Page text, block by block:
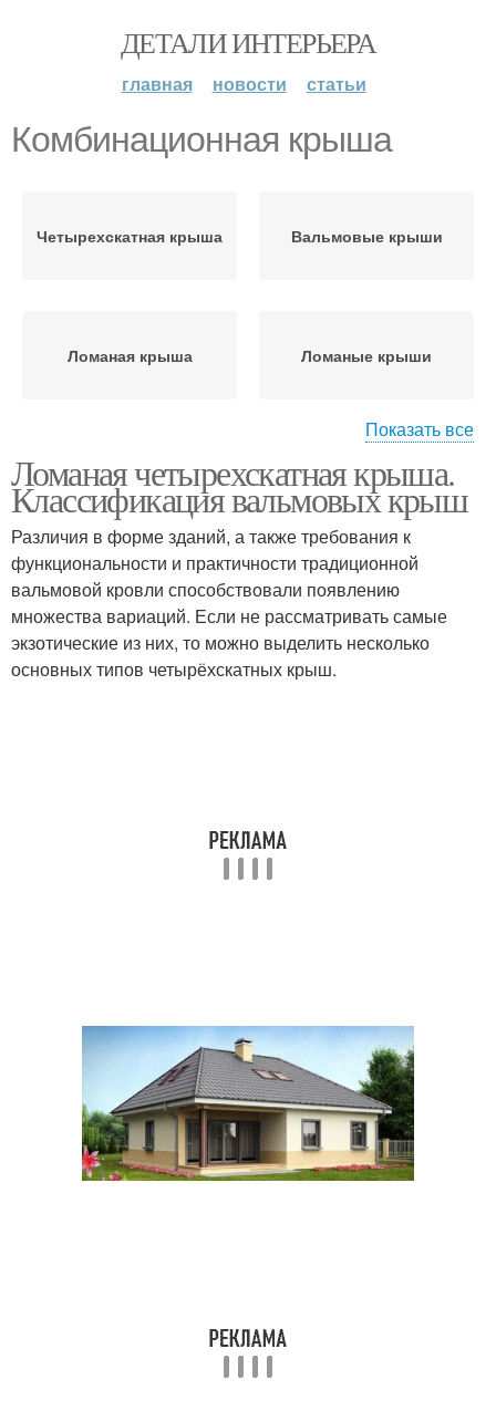
ДЕТАЛИ ИНТЕРЬЕРА
главная новости статьи
Комбинационная крыша
Четырехскатная крыша Вальмовые крыши
Ломаная крыша Ломаные крыши
Красивые крыши Односкатная крыша
Плоская крыша Вальмовая крыша
Многощипцовая крыша
Показать все
Ломаная четырехскатная крыша.
Классификация вальмовых крыш
Различия в форме зданий, а также требования к
функциональности и практичности традиционной
вальмовой кровли способствовали появлению
множества вариаций. Если не рассматривать самые
экзотические из них, то можно выделить несколько
основных типов четырёхскатных крыш.